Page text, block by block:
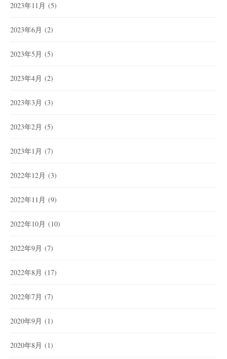
2023年11月 (5)
2023年6月 (2)
2023年5月 (5)
2023年4月 (2)
2023年3月 (3)
2023年2月 (5)
2023年1月 (7)
2022年12月 (3)
2022年11月 (9)
2022年10月 (10)
2022年9月 (7)
2022年8月 (17)
2022年7月 (7)
2020年9月 (1)
2020年8月 (1)